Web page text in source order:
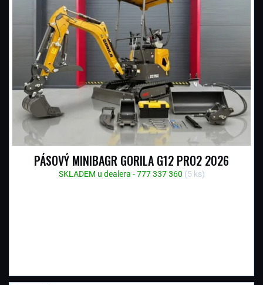
PÁSOVÝ MINIBAGR GORILA G12 PRO2 2026
SKLADEM u dealera - 777 337 360 (5 ks)